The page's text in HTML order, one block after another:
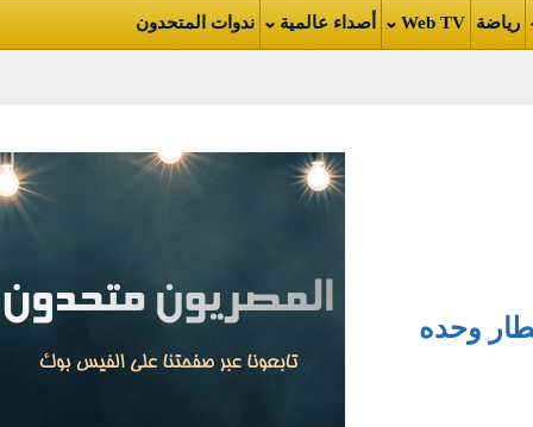
Web TV أصداء عالمية ندوات المتحدون
وحده